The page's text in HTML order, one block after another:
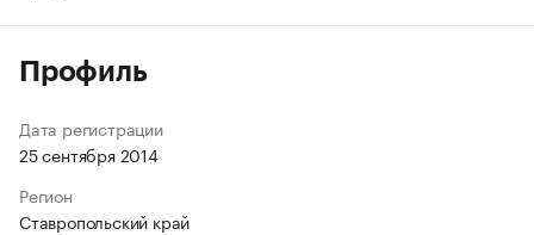
Профиль
Дата регистрации
25 сентября 2014
Регион
Ставропольский край